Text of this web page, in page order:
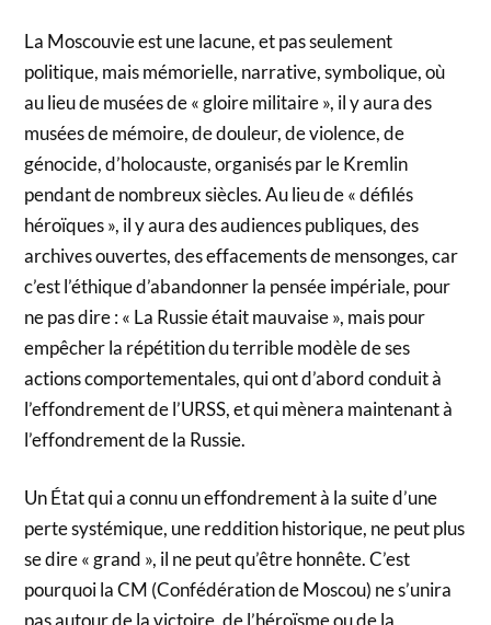
La Moscouvie est une lacune, et pas seulement
politique, mais mémorielle, narrative, symbolique, où
au lieu de musées de « gloire militaire », il y aura des
musées de mémoire, de douleur, de violence, de
génocide, d’holocauste, organisés par le Kremlin
pendant de nombreux siècles. Au lieu de « défilés
héroïques », il y aura des audiences publiques, des
archives ouvertes, des effacements de mensonges, car
c’est l’éthique d’abandonner la pensée impériale, pour
ne pas dire : « La Russie était mauvaise », mais pour
empêcher la répétition du terrible modèle de ses
actions comportementales, qui ont d’abord conduit à
l’effondrement de l’URSS, et qui mènera maintenant à
l’effondrement de la Russie.
Un État qui a connu un effondrement à la suite d’une
perte systémique, une reddition historique, ne peut plus
se dire « grand », il ne peut qu’être honnête. C’est
pourquoi la CM (Confédération de Moscou) ne s’unira
pas autour de la victoire, de l’héroïsme ou de la